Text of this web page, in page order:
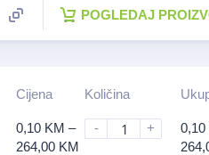
POGLEDAJ
Cijena
0,10 KM –
264,00 KM
Količina
- + 0,10